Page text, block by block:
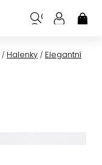
/ Halenky / Elegantní